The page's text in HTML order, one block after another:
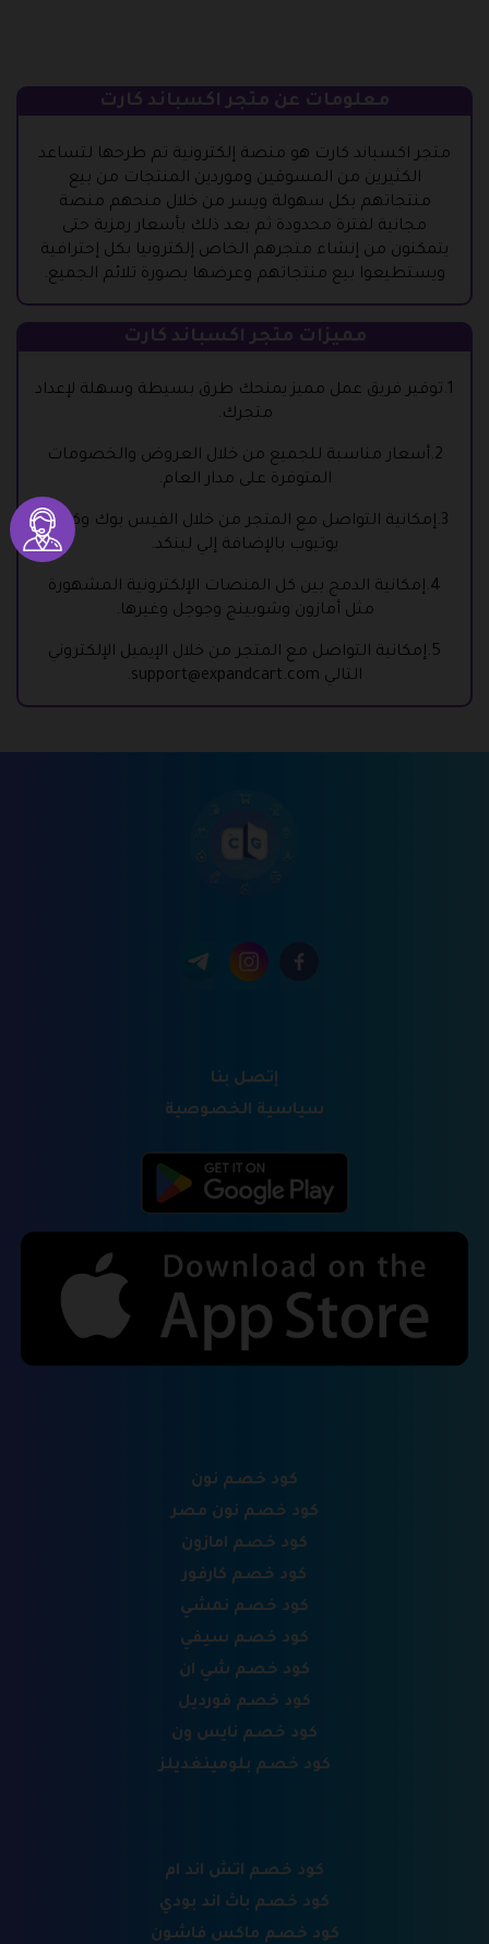
معلومات عن متجر اكسباند كارت
متجر اكسباند كارت هو منصة إلكترونية تم طرحها لتساعد
الكثيرين من المسوقين وموردين المنتجات من بيع
منتجاتهم بكل سهولة ويسر من خلال منحهم منصة
مجانية لفترة محدودة ثم بعد ذلك بأسعار رمزية حتى
يتمكنون من إنشاء متجرهم الخاص إلكترونيا بكل إحترافية
ويستطيعوا بيع منتجاتهم وعرضها بصورة تلائم الجميع.
مميزات متجر اكسباند كارت
1.توفير فريق عمل مميز يمنحك طرق بسيطة وسهلة لإعداد
متجرك.
2.أسعار مناسبة للجميع من خلال العروض والخصومات
المتوفرة على مدار العام.
3.إمكانية التواصل مع المتجر من خلال الفيس بوك وكذلك
يوتيوب بالإضافة إلي لينكد.
4.إمكانية الدمج بين كل المنصات الإلكترونية المشهورة
مثل أمازون وشوبينج وجوجل وغيرها.
5.إمكانية التواصل مع المتجر من خلال الإيميل الإلكتروني
التالي support@expandcart.com
.
إتصل بنا
سياسية الخصوصية
كود خصم نون
كود خصم نون مصر
كود خصم امازون
كود خصم كارفور
كود خصم نمشي
كود خصم سيفي
كود خصم شي ان
كود خصم فورديل
كود خصم نايس ون
كود خصم بلومينغديلز
كود خصم اتش اند ام
كود خصم باث اند بودي
كود خصم ماكس فاشون